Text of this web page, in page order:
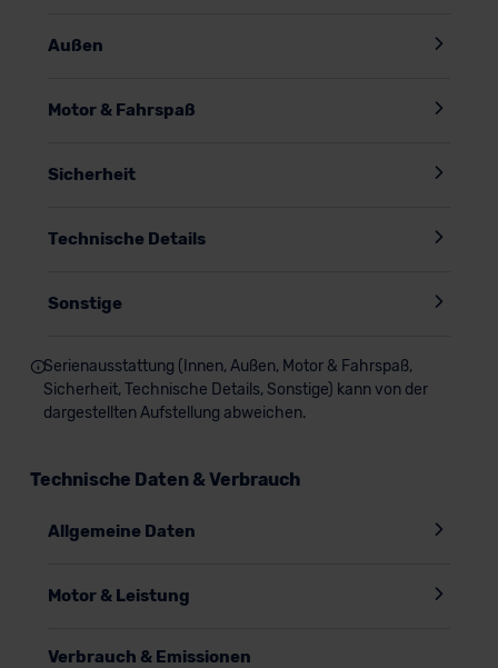
Außen
Motor & Fahrspaß
Sicherheit
Technische Details
Sonstige
Serienausstattung (Innen, Außen, Motor & Fahrspaß,
Sicherheit, Technische Details, Sonstige) kann von der
dargestellten Aufstellung abweichen.
Technische Daten & Verbrauch
Allgemeine Daten
Motor & Leistung
Verbrauch & Emissionen